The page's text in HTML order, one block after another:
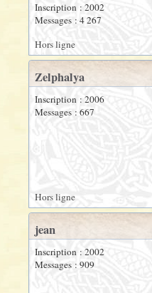
Inscription : 2002
Messages : 4 267
Hors ligne
Zelphalya
Inscription : 2006
Messages : 667
Hors ligne
jean
Inscription : 2002
Messages : 909